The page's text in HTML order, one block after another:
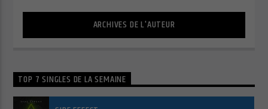
Cuts Pop Rock
ARCHIVES DE L'AUTEUR
TOP 7 SINGLES DE LA SEMAINE